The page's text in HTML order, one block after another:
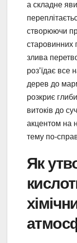
а складне
створюючи
старовинних
злива
роз’їдає все
дерев до
розкриє
витоків до
акцентом на
тему по-
Як